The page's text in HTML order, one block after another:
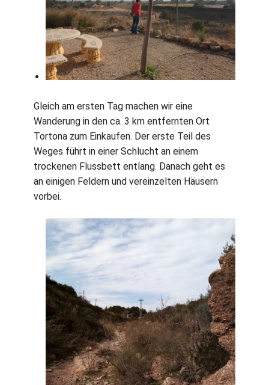
Gleich am ersten Tag machen wir eine
Wanderung in den ca. 3 km entfernten Ort
Tortona zum Einkaufen. Der erste Teil des
Weges führt in einer Schlucht an einem
trockenen Flussbett entlang. Danach geht es
an einigen Feldern und vereinzelten Häusern
vorbei.